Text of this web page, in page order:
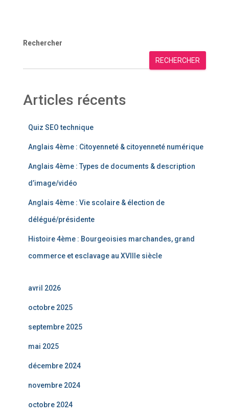
Rechercher
RECHERCHER
Articles récents
Quiz SEO technique
Anglais 4ème : Citoyenneté & citoyenneté numérique
Anglais 4ème : Types de documents & description
d’image/vidéo
Anglais 4ème : Vie scolaire & élection de
délégué/présidente
Histoire 4ème : Bourgeoisies marchandes, grand
commerce et esclavage au XVIIIe siècle
avril 2026
octobre 2025
septembre 2025
mai 2025
décembre 2024
novembre 2024
octobre 2024